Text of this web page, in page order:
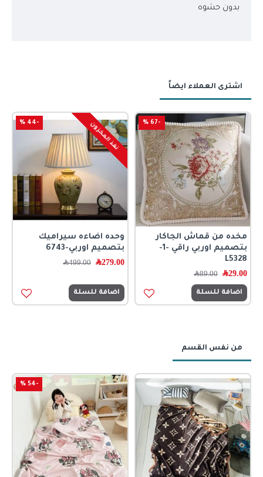
بدون حشوه
اشترى العملاء ايضاً
-67 %
مخده من قماش الجاكار
بتصميم اوربي راقي -1-
L5328
29.00﷼ 89.00﷼
اضافة للسلة
-44 % نفذ المخزون
وحده اضاءه سيراميك
بتصميم اوربي-6743
279.00﷼ 499.00﷼
اضافة للسلة
من نفس القسم
-54 %